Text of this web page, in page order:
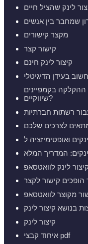
לינק שהציל חיים
שמחבר בין אנשים
מקצר קישורים
קישור קצר
קיצור לינק חינם
ההקלקה בקמפיינים
שיווקיים?
רשתות חברתיות
המדריך המלא
קיצור לינק לוואטסאפ
הופכים קישור לקצר
בנושא קיצור לינק
קיצור לינק
איחוד קבצי pdf